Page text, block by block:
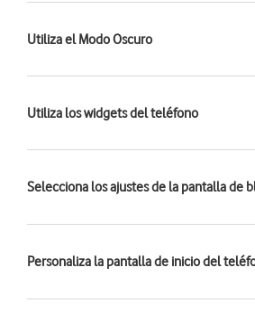
Utiliza el Modo Oscuro
Utiliza los widgets del teléfono
Selecciona los ajustes de la pantalla de
Personaliza la pantalla de inicio del